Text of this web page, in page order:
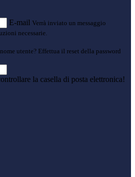
E-mail Verrà inviato un messaggio
necessarie.
utente? Effettua il reset della password
la casella di posta elettronica!